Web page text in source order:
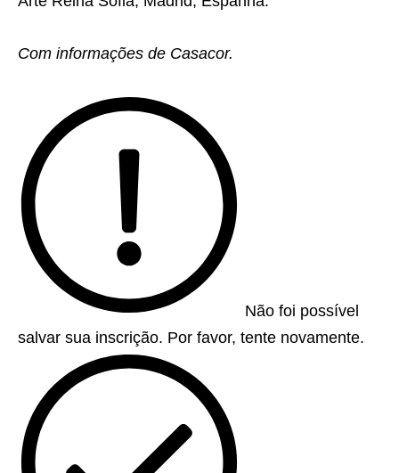
Com informações de Casacor.
Não foi possível
salvar sua inscrição. Por favor, tente novamente.